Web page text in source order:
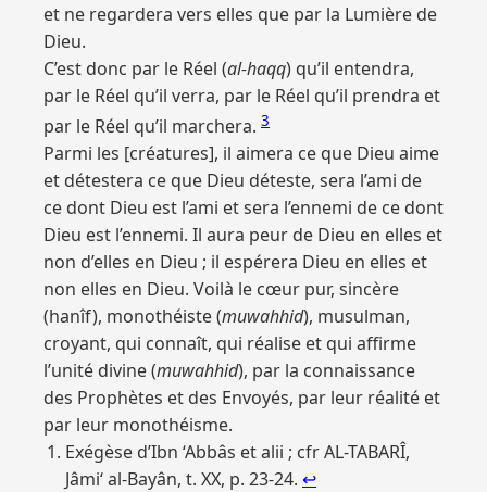
et ne regardera vers elles que par la Lumière de
Dieu.
C’est donc par le Réel (al-haqq) qu’il entendra,
par le Réel qu’il verra, par le Réel qu’il prendra et
par le Réel qu’il marchera. 3
Parmi les [créatures], il aimera ce que Dieu aime
et détestera ce que Dieu déteste, sera l’ami de
ce dont Dieu est l’ami et sera l’ennemi de ce dont
Dieu est l’ennemi. Il aura peur de Dieu en elles et
non d’elles en Dieu ; il espérera Dieu en elles et
non elles en Dieu. Voilà le cœur pur, sincère
(hanîf), monothéiste (muwahhid), musulman,
croyant, qui connaît, qui réalise et qui affirme
l’unité divine (muwahhid), par la connaissance
des Prophètes et des Envoyés, par leur réalité et
par leur monothéisme.
Exégèse d’Ibn ‘Abbâs et alii ; cfr AL-TABARÎ,
Jâmi‘ al-Bayân, t. XX, p. 23-24. ↩︎